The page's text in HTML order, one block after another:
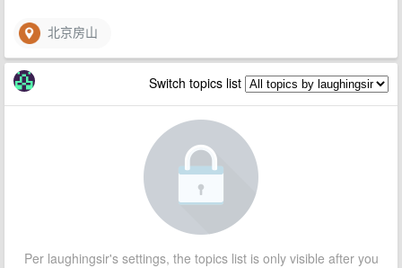
北京房山
Switch topics list
Per laughingsir's settings, the topics list is only visible after you